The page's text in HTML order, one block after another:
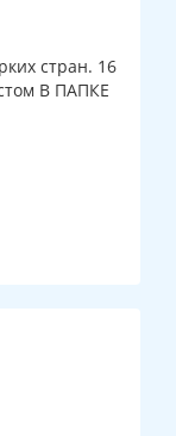
стран. 16
В ПАПКЕ